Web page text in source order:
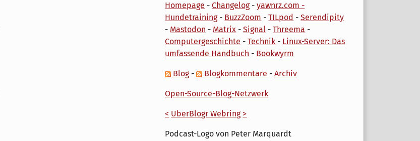
Homepage -Changelog-yawnrz.com -
Hundetraining- BuzzZoom -TILpod -Serendipity
- Mastodon - Matrix -Signal -Threema -
Computergeschichte -Technik - Linux-Server: Das
umfassende Handbuch - Bookwyrm
Blog- Blogkommentare -Archiv
Open-Source-Blog-Netzwerk
< UberBlogr Webring >
Podcast-Logo von Peter Marquardt